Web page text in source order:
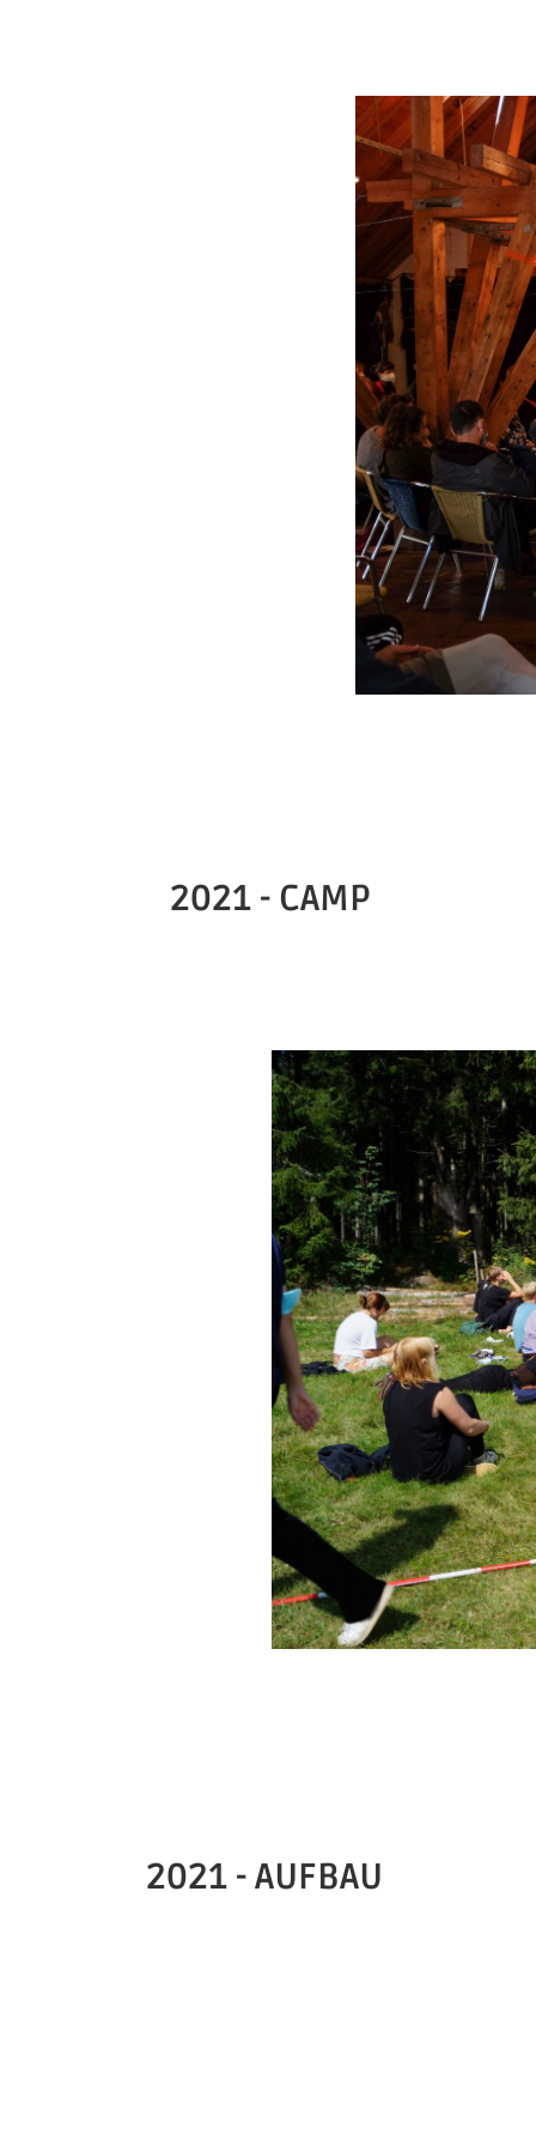
2021 - CAMP
2021 - AUFBAU